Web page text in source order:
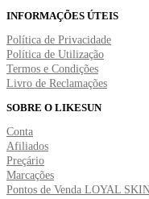
INFORMAÇÕES ÚTEIS
Política de Privacidade
Política de Utilização
Termos e Condições
Livro de Reclamações
SOBRE O LIKESUN
Conta
Afiliados
Preçário
Marcações
Pontos de Venda LOYAL